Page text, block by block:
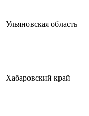
Ульяновская область
Хабаровский край